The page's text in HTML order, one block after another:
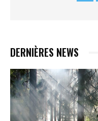
DERNIÈRES NEWS